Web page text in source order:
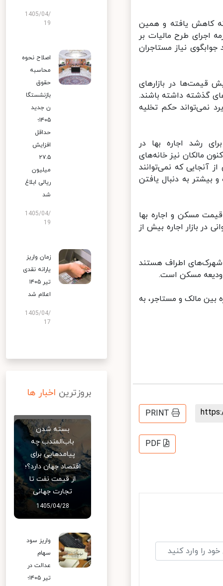
کاهش یافته و همین
طرح مالیات بر
نیاز مستاجران
قیمت‌ها در بازارهای
در سال‌های گذشته داشته باشند.
نمی‌تواند حکم تخلیه
ایجاد سقف قیمتی ۲۵ درصدی برای رشد اجاره بها در
مالکان نیز خانه‌های
که نمی‌توانند
به دنبال یافتن
مسکن و اجاره بها
بازار اجاره بیش از
اطراف هستند
ودیعه مسکن است.
بین مالک و مستاجر، به
PRINT
PDF
1405/04/
19
اصلاح نحوه
محاسبه
حقوق
بازنشستگا
ن جدید
۱۴۰۵؛
حداقل
افزایش
۲۷.۵
میلیون
ریالی ابلاغ
شد
1405/04/
19
زمان واریز
یارانه نقدی
تیر ۱۴۰۵
اعلام شد
1405/04/
17
بروزترین اخبار ها
بسته شدن
باب‌المندب چه
پیامدهایی برای
اقتصاد جهان دارد؟؛
از قیمت نفت تا
تجارت جهانی
1405/04/28
واریز سود
سهام
عدالت در
تیر ۱۴۰۵؛